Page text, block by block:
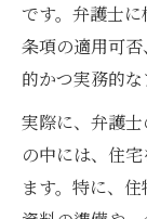
です。弁護士
条項の適用可
的かつ実務的な
実際に、弁護
の中には、住
ます。特に、